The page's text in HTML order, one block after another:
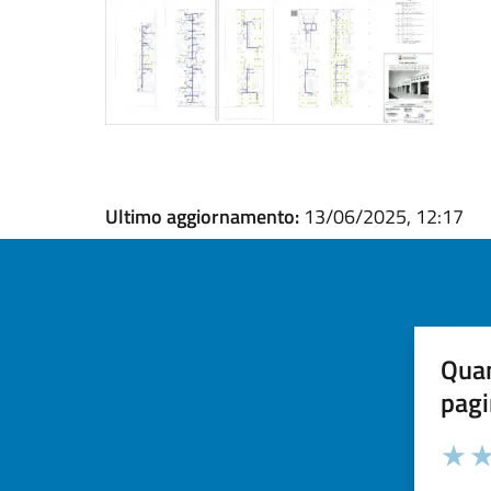
Ultimo aggiornamento: 13/06/2025, 12:17
Valuta